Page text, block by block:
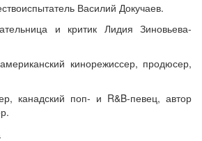
Василий Докучаев.
и критик Лидия Зиновьева-
кинорежиссер, продюсер,
канадский поп- и R&B-певец, автор